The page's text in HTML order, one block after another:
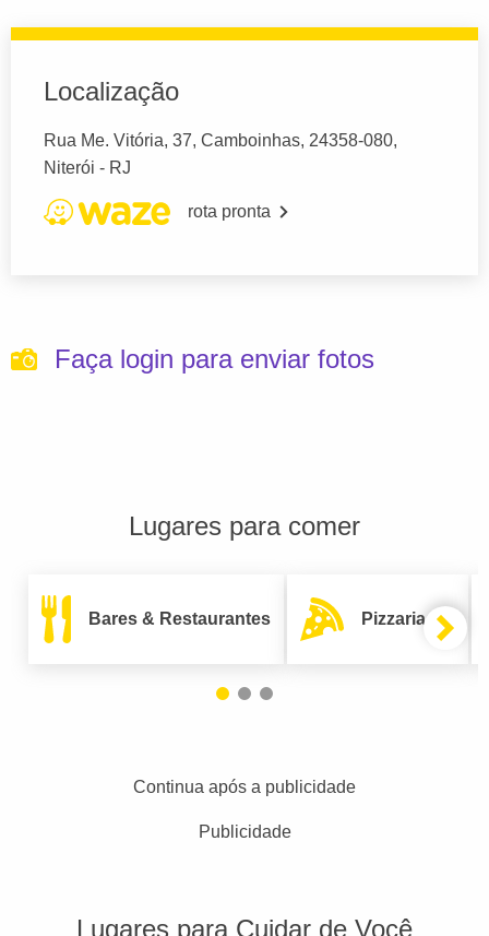
Localização
Rua Me. Vitória, 37, Camboinhas, 24358-080,
Niterói - RJ
rota pronta
Faça login para enviar fotos
Lugares para comer
Bares & Restaurantes Pizzarias
Continua após a publicidade
Publicidade
Lugares para Cuidar de Você